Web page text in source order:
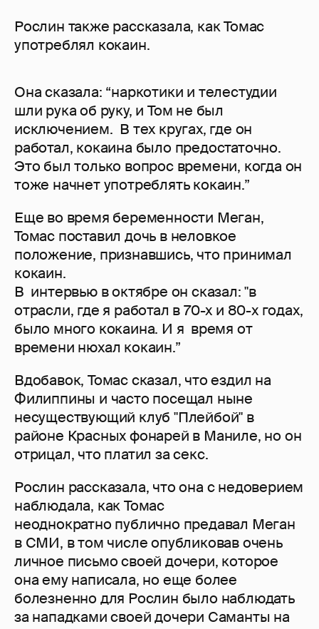
Рослин также рассказала, как Томас
употреблял кокаин.
Она сказала: “наркотики и телестудии
шли рука об руку, и Том не был
исключением. В тех кругах, где он
работал, кокаина было предостаточно.
Это был только вопрос времени, когда он
тоже начнет употреблять кокаин.”
Еще во время беременности Меган,
Томас поставил дочь в неловкое
положение, признавшись, что принимал
кокаин.
В интервью в октябре он сказал: "в
отрасли, где я работал в 70-х и 80-х годах,
было много кокаина. И я время от
времени нюхал кокаин.”
Вдобавок, Томас сказал, что ездил на
Филиппины и часто посещал ныне
несуществующий клуб "Плейбой" в
районе Красных фонарей в Маниле, но он
отрицал, что платил за секс.
Рослин рассказала, что она с недоверием
наблюдала, как Томас
неоднократно публично предавал Меган
в СМИ, в том числе опубликовав очень
личное письмо своей дочери, которое
она ему написала, но еще более
болезненно для Рослин было наблюдать
за нападками своей дочери Саманты на